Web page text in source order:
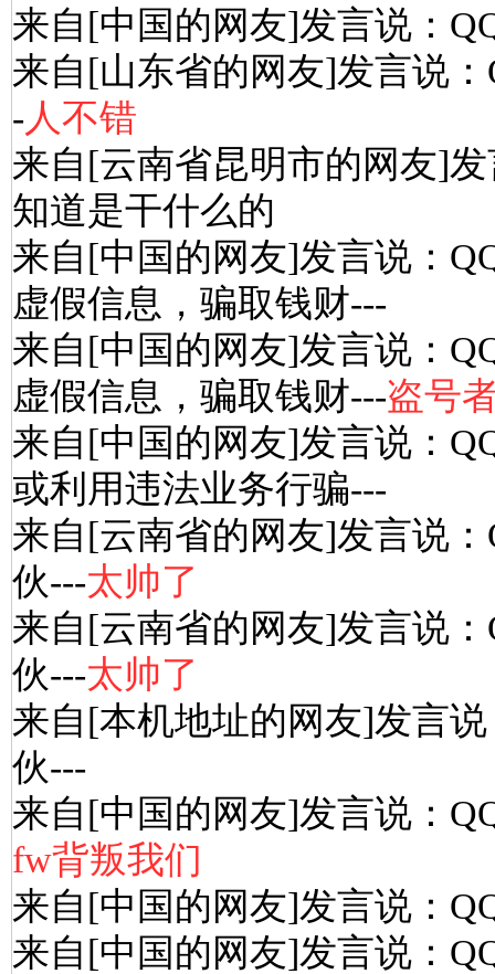
来自[中国的网友]发言说：
来自[山东省的网友]发言说
-人不错
来自[云南省昆明市的网友]
知道是干什么的
来自[中国的网友]发言说：
虚假信息，骗取钱财---
来自[中国的网友]发言说：
虚假信息，骗取钱财---盗号
来自[中国的网友]发言说：
或利用违法业务行骗---
来自[云南省的网友]发言说
伙---太帅了
来自[云南省的网友]发言说
伙---太帅了
来自[本机地址的网友]发言
伙---
来自[中国的网友]发言说：
fw背叛我们
来自[中国的网友]发言说：
来自[中国的网友]发言说：